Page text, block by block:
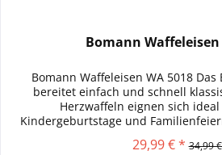
Bomann Waffeleisen
Bomann Waffeleisen WA 5018
bereitet einfach und schnell
Herzwaffeln eignen sich
Kindergeburtstage und
29,99 € * 34,99